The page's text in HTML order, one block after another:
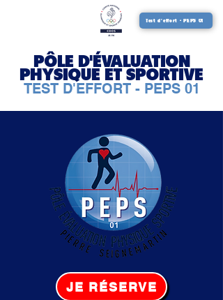
Test d'effort - PEPS 01
PÔLE D'ÉVALUATION
PHYSIQUE ET SPORTIVE
TEST D'EFFORT - PEPS 01
JE RÉSERVE